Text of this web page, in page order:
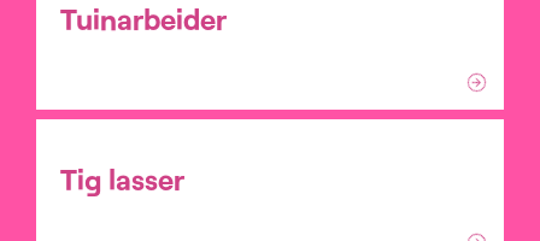
Tuinarbeider
Tig lasser